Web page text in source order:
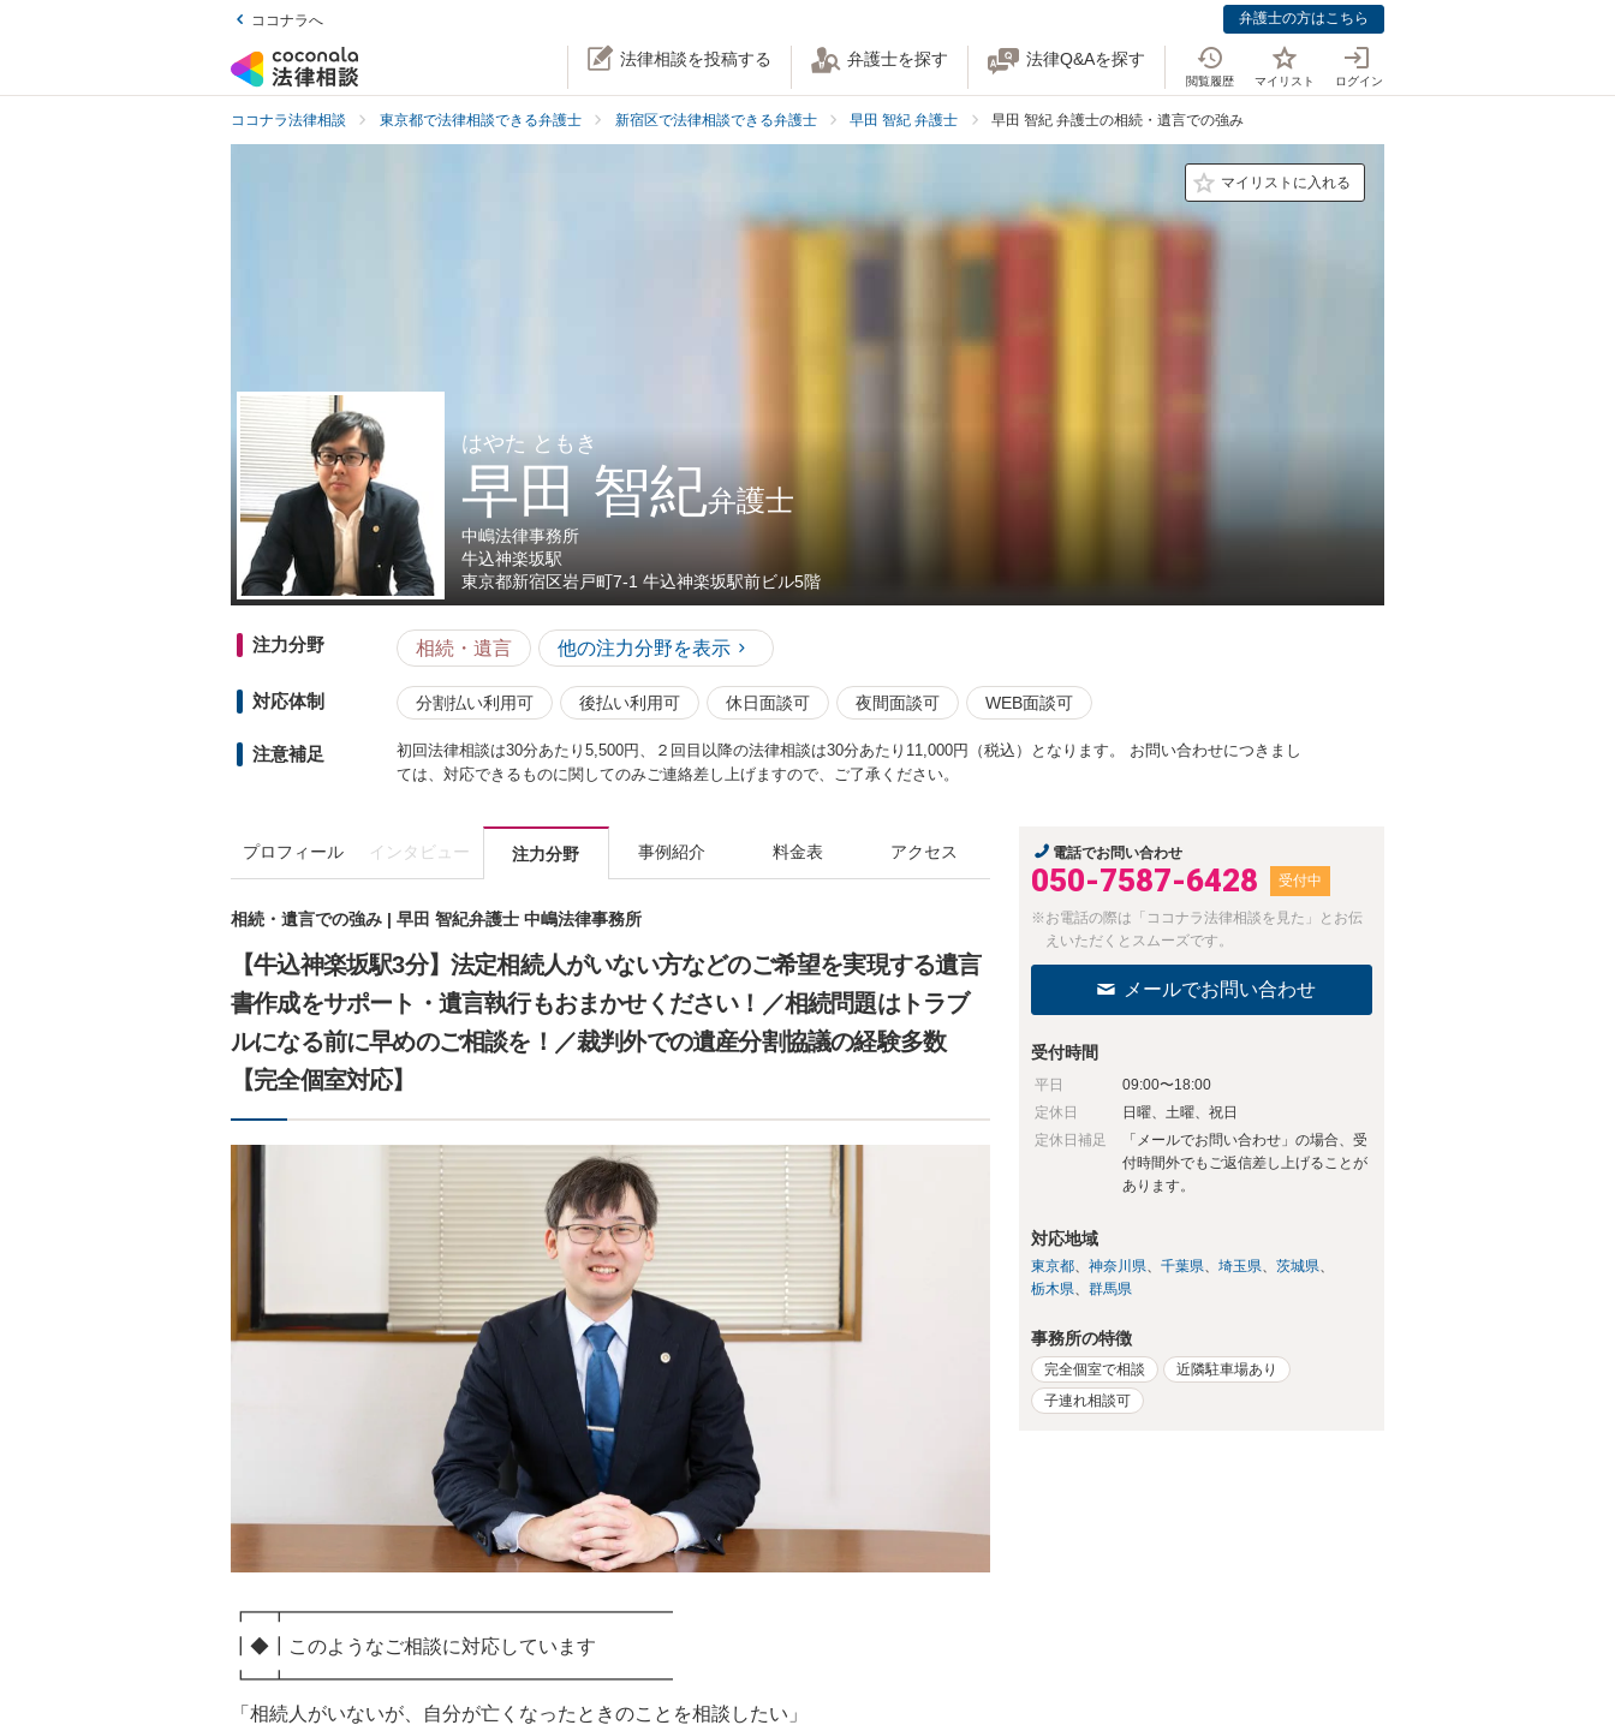
ココナラへ 弁護士の方はこちら
法律相談を投稿する 弁護士を探す 法律Q&Aを探す
閲覧履歴 マイリスト ログイン
ココナラ法律相談 東京都で法律相談できる弁護士 新宿区で法律相談できる弁護士 早田 智紀 弁護士 早田 智紀 弁護士の相続・遺言での強み
マイリストに入れる
はやた ともき
早田 智紀弁護士
中嶋法律事務所
牛込神楽坂駅
東京都新宿区岩戸町7-1 牛込神楽坂駅前ビル5階
注力分野 相続・遺言 他の注力分野を表示
対応体制 分割払い利用可 後払い利用可 休日面談可 夜間面談可 WEB面談可
注意補足
初回法律相談は30分あたり5,500円、２回目以降の法律相談は30分あたり11,000円（税込）となります。 お問い合わせにつきまし
ては、対応できるものに関してのみご連絡差し上げますので、ご了承ください。
プロフィール インタビュー 注力分野 事例紹介 料金表 アクセス
相続・遺言での強み | 早田 智紀弁護士 中嶋法律事務所
【牛込神楽坂駅3分】法定相続人がいない方などのご希望を実現する遺言
書作成をサポート・遺言執行もおまかせください！／相続問題はトラブ
ルになる前に早めのご相談を！／裁判外での遺産分割協議の経験多数
【完全個室対応】
┏━┳━━━━━━━━━━━━━━━━━━━━
┃◆┃このようなご相談に対応しています
┗━┻━━━━━━━━━━━━━━━━━━━━
「相続人がいないが、自分が亡くなったときのことを相談したい」
電話でお問い合わせ
050-7587-6428 受付中
※お電話の際は「ココナラ法律相談を見た」とお伝
えいただくとスムーズです。
メールでお問い合わせ
受付時間
平日
09:00〜18:00
定休日
日曜、土曜、祝日
定休日補足
「メールでお問い合わせ」の場合、受
付時間外でもご返信差し上げることが
あります。
対応地域
東京都 神奈川県 千葉県 埼玉県
茨城県
栃木県
群馬県
事務所の特徴
完全個室で相談
近隣駐車場あり
子連れ相談可